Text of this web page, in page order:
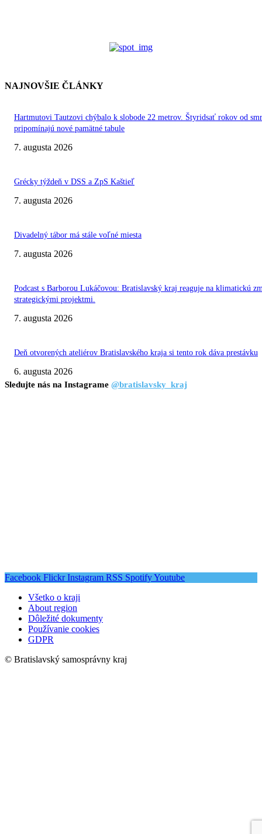
NAJNOVŠIE ČLÁNKY
Hartmutovi Tautzovi chýbalo k slobode 22 metrov. Štyridsať rokov od
pripomínajú nové pamätné tabule
7. augusta 2026
Grécky týždeň v DSS a ZpS Kaštieľ
7. augusta 2026
Divadelný tábor má stále voľné miesta
7. augusta 2026
Podcast s Barborou Lukáčovou: Bratislavský kraj reaguje na klimatickú
strategickými projektmi.
7. augusta 2026
Deň otvorených ateliérov Bratislavského kraja si tento rok dáva prestávku
6. augusta 2026
Sledujte nás na Instagrame @bratislavsky_kraj
Facebook Flickr Instagram RSS SpotifyYoutube
Všetko o kraji
About region
Dôležité dokumenty
Používanie cookies
GDPR
© Bratislavský samosprávny kraj